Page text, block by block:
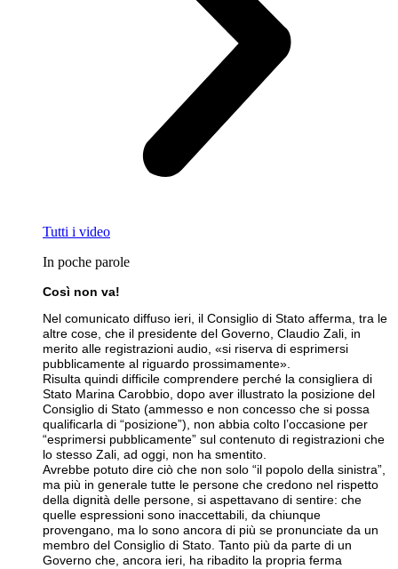
Tutti i video
In poche parole
Così non va!
Nel comunicato diffuso ieri, il Consiglio di Stato afferma, tra le
altre cose, che il presidente del Governo, Claudio Zali, in
merito alle registrazioni audio, «si riserva di esprimersi
pubblicamente al riguardo prossimamente».
Risulta quindi difficile comprendere perché la consigliera di
Stato Marina Carobbio, dopo aver illustrato la posizione del
Consiglio di Stato (ammesso e non concesso che si possa
qualificarla di “posizione”), non abbia colto l’occasione per
“esprimersi pubblicamente” sul contenuto di registrazioni che
lo stesso Zali, ad oggi, non ha smentito.
Avrebbe potuto dire ciò che non solo “il popolo della sinistra”,
ma più in generale tutte le persone che credono nel rispetto
della dignità delle persone, si aspettavano di sentire: che
quelle espressioni sono inaccettabili, da chiunque
provengano, ma lo sono ancora di più se pronunciate da un
membro del Consiglio di Stato. Tanto più da parte di un
Governo che, ancora ieri, ha ribadito la propria ferma